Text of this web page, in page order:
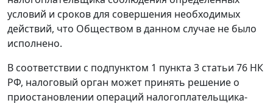
условий и сроков для совершения необходимых
действий, что Обществом в данном случае не было
исполнено.
В соответствии с подпунктом 1 пункта 3 статьи 76 НК
РФ, налоговый орган может принять решение о
приостановлении операций налогоплательщика-